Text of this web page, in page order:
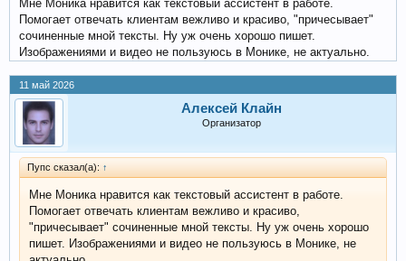
Мне Моника нравится как текстовый ассистент в работе.
Помогает отвечать клиентам вежливо и красиво, "причесывает"
сочиненные мной тексты. Ну уж очень хорошо пишет.
Изображениями и видео не пользуюсь в Монике, не актуально.
11 май 2026
Алексей Клайн
Организатор
Пупс сказал(а): ↑
Мне Моника нравится как текстовый ассистент в работе.
Помогает отвечать клиентам вежливо и красиво,
"причесывает" сочиненные мной тексты. Ну уж очень хорошо
пишет. Изображениями и видео не пользуюсь в Монике, не